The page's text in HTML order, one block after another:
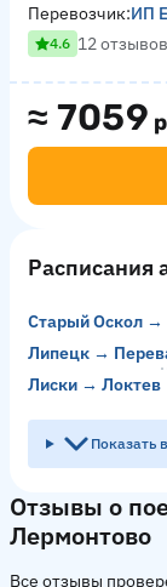
≈ 7059
Перевозчик:ИП
4.6 12 отзывов
Расписания
Старый Оскол
Липецк →
Лиски → Локтев
Показать
Отзывы о
Лермонтово
Все отзывы